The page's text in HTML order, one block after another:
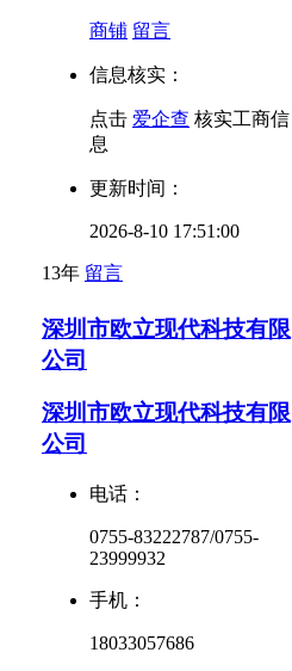
商铺 留言
信息核实：
点击 爱企查 核实工商信
息
更新时间：
2026-8-10 17:51:00
13年 留言
深圳市欧立现代科技有限
公司
深圳市欧立现代科技有限
公司
电话：
0755-83222787/0755-
23999932
手机：
18033057686